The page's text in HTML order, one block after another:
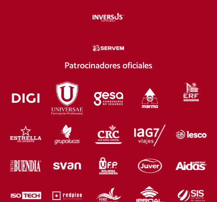
Patrocinadores oficiales